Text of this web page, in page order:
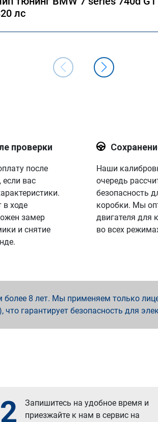
лс
проверки
после
если вас
в ходе
замер
и снятие
Наши
очередь
безопасность
коробки. Мы
двигателя для
во всех
8 лет. Мы применяем только
гарантирует безопасность для
2
Запишитесь на удобное время и
приезжайте к нам в сервис на